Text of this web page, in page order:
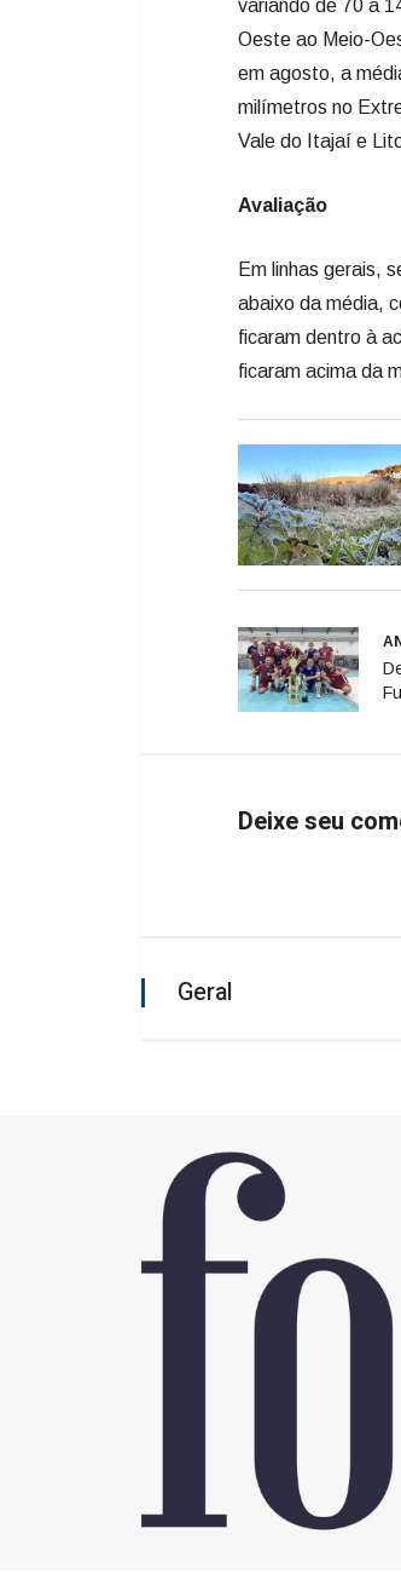
variando de 70 a
Oeste ao Meio-
em agosto, a
milímetros no
Vale do Itajaí e
Avaliação
Em linhas gerais,
abaixo da média,
ficaram dentro à
ficaram acima da
Deixe seu
Geral